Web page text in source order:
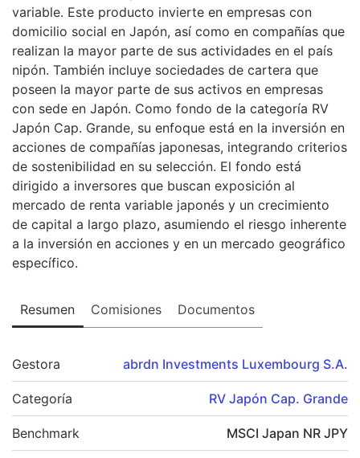
variable. Este producto invierte en empresas con
domicilio social en Japón, así como en compañías que
realizan la mayor parte de sus actividades en el país
nipón. También incluye sociedades de cartera que
poseen la mayor parte de sus activos en empresas
con sede en Japón. Como fondo de la categoría RV
Japón Cap. Grande, su enfoque está en la inversión en
acciones de compañías japonesas, integrando criterios
de sostenibilidad en su selección. El fondo está
dirigido a inversores que buscan exposición al
mercado de renta variable japonés y un crecimiento
de capital a largo plazo, asumiendo el riesgo inherente
a la inversión en acciones y en un mercado geográfico
específico.
Resumen Comisiones Documentos
Gestora abrdn Investments Luxembourg S.A.
Categoría RV Japón Cap. Grande
Benchmark MSCI Japan NR JPY